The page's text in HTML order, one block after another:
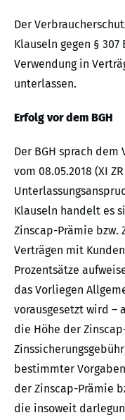
Der
Klauseln gegen §
Verwendung in
unterlassen.
Erfolg vor dem BGH
Der BGH sprach
vom 08.05.2018 (XI
Klauseln handelt es
Zinscap-Prämie bzw.
Verträgen mit
Prozentsätze
das Vorliegen
vorausgesetzt wird
die Höhe der
bestimmter
der Zinscap-Prämie
die insoweit